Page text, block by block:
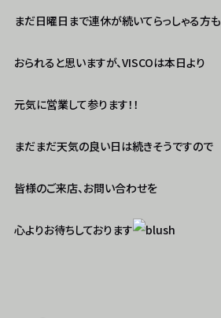
まだ日曜日まで連休が続いてらっしゃる方も
おられると思いますが、VISCOは本日より
元気に営業して参ります！！
まだまだ天気の良い日は続きそうですので
皆様のご来店、お問い合わせを
心よりお待ちしております